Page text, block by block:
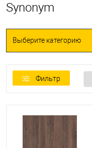
Synonym
Выберите категорию
Фильтр